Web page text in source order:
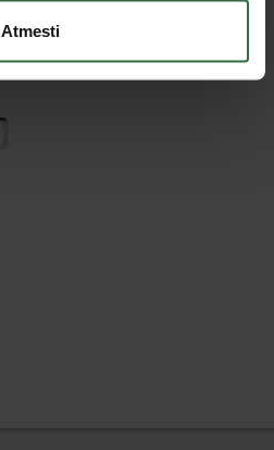
Atmesti